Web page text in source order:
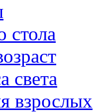
стола
света
взрослых